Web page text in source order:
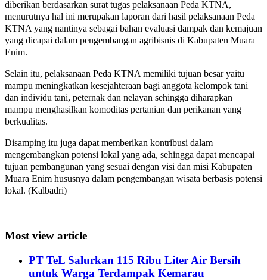
diberikan berdasarkan surat tugas pelaksanaan Peda KTNA,
menurutnya hal ini merupakan laporan dari hasil pelaksanaan Peda
KTNA yang nantinya sebagai bahan evaluasi dampak dan kemajuan
yang dicapai dalam pengembangan agribisnis di Kabupaten Muara
Enim.
Selain itu, pelaksanaan Peda KTNA memiliki tujuan besar yaitu
mampu meningkatkan kesejahteraan bagi anggota kelompok tani
dan individu tani, peternak dan nelayan sehingga diharapkan
mampu menghasilkan komoditas pertanian dan perikanan yang
berkualitas.
Disamping itu juga dapat memberikan kontribusi dalam
mengembangkan potensi lokal yang ada, sehingga dapat mencapai
tujuan pembangunan yang sesuai dengan visi dan misi Kabupaten
Muara Enim hususnya dalam pengembangan wisata berbasis potensi
lokal. (Kalbadri)
Most view article
PT TeL Salurkan 115 Ribu Liter Air Bersih
untuk Warga Terdampak Kemarau